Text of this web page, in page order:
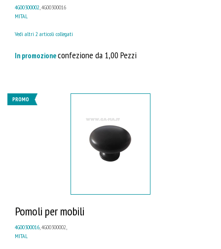
4G00300002, 4G00300016
MITAL
Vedi altri 2 articoli collegati
In promozioneconfezione da 1,00 Pezzi
PROMO
Pomoli per mobili
4G00300016 , 4G00300002,
MITAL